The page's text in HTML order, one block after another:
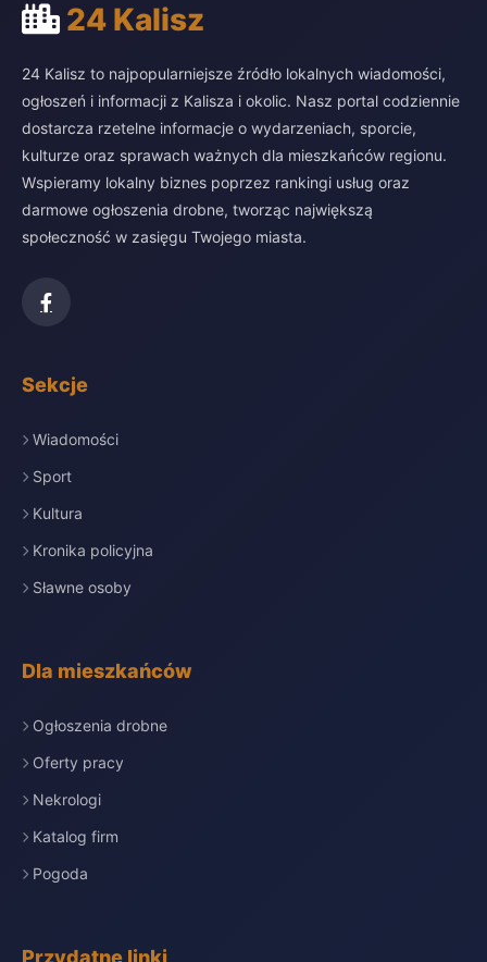
24 Kalisz
24 Kalisz to najpopularniejsze źródło lokalnych wiadomości,
ogłoszeń i informacji z Kalisza i okolic. Nasz portal codziennie
dostarcza rzetelne informacje o wydarzeniach, sporcie,
kulturze oraz sprawach ważnych dla mieszkańców regionu.
Wspieramy lokalny biznes poprzez rankingi usług oraz
darmowe ogłoszenia drobne, tworząc największą
społeczność w zasięgu Twojego miasta.
Sekcje
Wiadomości
Sport
Kultura
Kronika policyjna
Sławne osoby
Dla mieszkańców
Ogłoszenia drobne
Oferty pracy
Nekrologi
Katalog firm
Pogoda
Przydatne linki